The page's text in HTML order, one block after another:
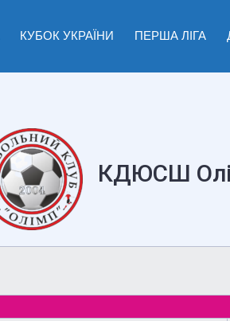
КУБОК УКРАЇНИ ПЕРША ЛІГА
КДЮСШ